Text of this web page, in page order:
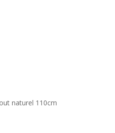
naturel 110cm